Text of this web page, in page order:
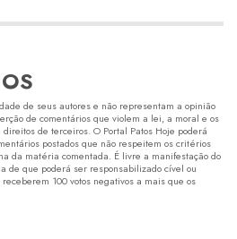
de seus autores e não representam a opinião
de comentários que violem a lei, a moral e os
de terceiros. O Portal Patos Hoje poderá
postados que não respeitem os critérios
da matéria comentada. É livre a manifestação do
de que poderá ser responsabilizado cível ou
100 votos negativos a mais que os